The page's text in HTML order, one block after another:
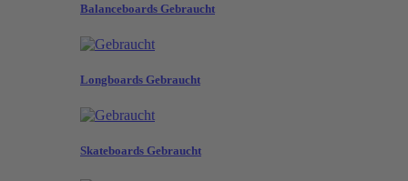
Balanceboards Gebraucht
Longboards Gebraucht
Skateboards Gebraucht